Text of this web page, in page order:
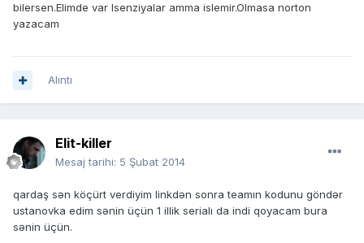
bilersen.Elimde var lsenziyalar amma islemir.Olmasa norton
yazacam
Alıntı
Elit-killer
Mesaj tarihi: 5 Şubat 2014
qardaş sən köçürt verdiyim linkdən sonra teamın kodunu göndər
ustanovka edim sənin üçün 1 illik serialı da indi qoyacam bura
sənin üçün.